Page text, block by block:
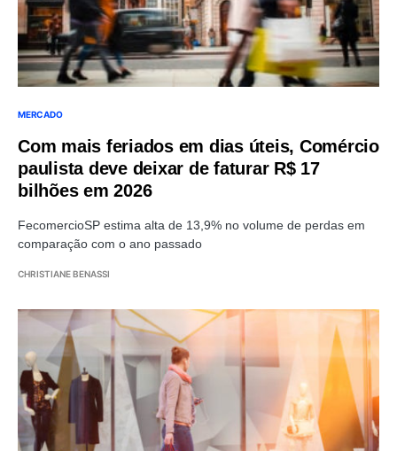
MERCADO
Com mais feriados em dias úteis, Comércio
paulista deve deixar de faturar R$ 17
bilhões em 2026
FecomercioSP estima alta de 13,9% no volume de perdas em
comparação com o ano passado
CHRISTIANE BENASSI